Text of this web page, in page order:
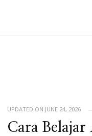
UPDATED ON JUNE 24, 2026
Cara